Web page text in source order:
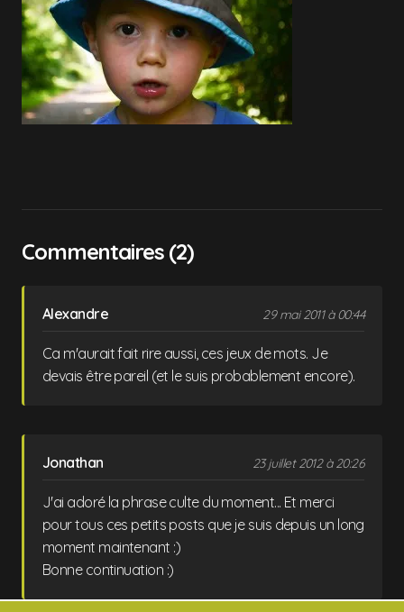
Commentaires (2)
Alexandre 29 mai 2011 à 00:44
Ca m'aurait fait rire aussi, ces jeux de mots. Je
devais être pareil (et le suis probablement encore).
Jonathan 23 juillet 2012 à 20:26
J'ai adoré la phrase culte du moment... Et merci
pour tous ces petits posts que je suis depuis un long
moment maintenant :)
Bonne continuation :)